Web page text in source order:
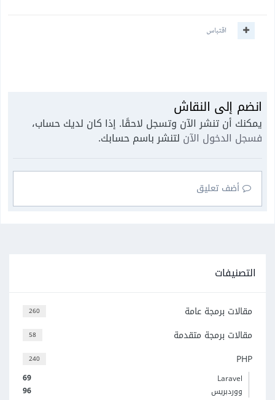
اقتباس
انضم إلى النقاش
يمكنك أن تنشر الآن وتسجل لاحقًا. إذا كان لديك حساب،
فسجل الدخول الآن لتنشر باسم حسابك.
أضف تعليق
التصنيفات
260 مقالات برمجة عامة
58 مقالات برمجة متقدمة
240 PHP
69
Laravel
96
ووردبريس